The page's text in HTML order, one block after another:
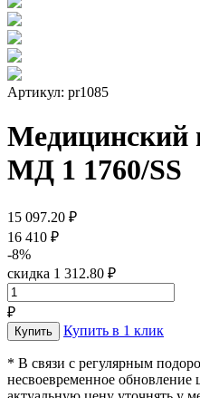
Артикул: pr1085
МД 1 1760/SS
15 097.20 ₽
16 410 ₽
-8%
скидка 1 312.80 ₽
₽
Купить в 1 клик
* В связи с регулярным
несвоевременное обновление